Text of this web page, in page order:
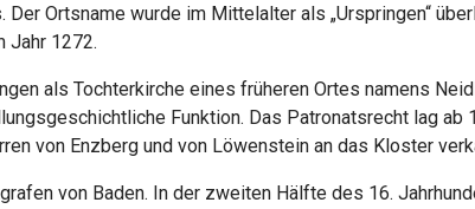
Ortsname wurde im Mittelalter als „Urspringen“
Jahr 1272.
als Tochterkirche eines früheren Ortes namens
Funktion. Das Patronatsrecht lag ab
von Enzberg und von Löwenstein an das Kloster
von Baden. In der zweiten Hälfte des 16.